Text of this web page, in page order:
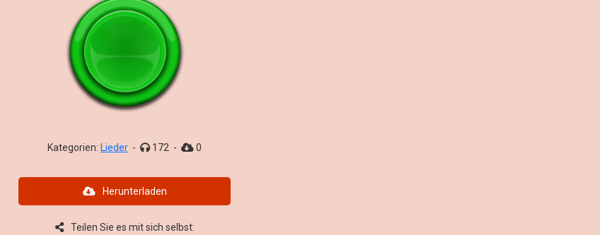
Kategorien: Lieder - 172 - 0
Herunterladen
Teilen Sie es mit sich selbst: